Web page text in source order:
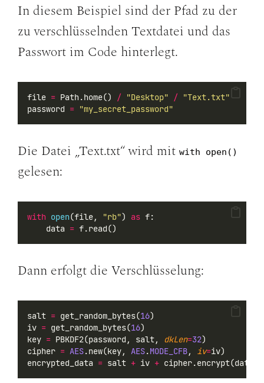
In diesem Beispiel sind der Pfad zu der
zu verschlüsselnden Textdatei und das
Passwort im Code hinterlegt.
file = Path.home() / "Desktop" / "Text.txt"
password = "my_secret_password"
Die Datei „Text.txt“ wird mit with open()
gelesen:
with open(file, "rb") as f:
    data
= f.read()
Dann erfolgt die Verschlüsselung:
salt = get_random_bytes(16)
iv = get_random_bytes(16)
key = PBKDF2(password, salt, dkLen=32)
cipher = AES.new(key, AES.MODE_CFB, iv=iv)
encrypted_data = salt + iv + cipher.encrypt(data)